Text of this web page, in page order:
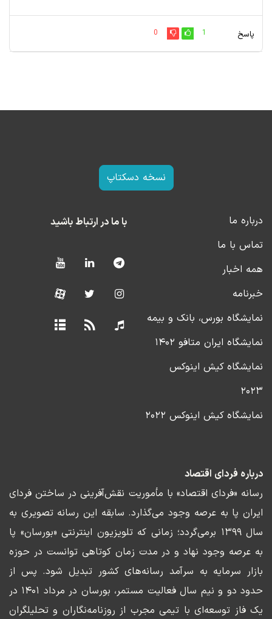
پاسخ 1
0
نسخه دسکتاپ
درباره ما
تماس با ما
همه اخبار
خبرنامه
نمایشگاه بورس، بانک و بیمه
نمایشگاه ایران متافو ۱۴۰۲
نمایشگاه کیش اینوکس
۲۰۲۳
نمایشگاه کیش اینوکس ۲۰۲۲
با ما در ارتباط باشید
درباره فردای اقتصاد
رسانه «فردای اقتصاد» با مأموریت نقش‌آفرینی در ساختن فردای
ایران پا به عرصه وجود می‌گذارد. سابقه این رسانه تصویری به
سال ۱۳۹۹ برمی‌گردد؛ زمانی که تلویزیون اینترنتی «بورسان» پا
به عرصه وجود نهاد و در مدت زمان کوتاهی توانست در حوزه
بازار سرمایه به سرآمد رسانه‌های کشور تبدیل شود. پس از
حدود دو و نیم سال فعالیت مستمر، بورسان در مرداد ۱۴۰۱ در
یک فاز توسعه‌ای با تیمی مجرب از روزنامه‌نگاران و تحلیلگران